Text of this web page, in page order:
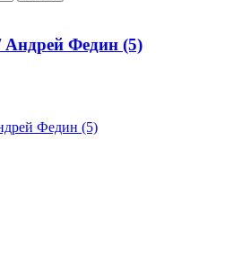
Андрей Федин (5)